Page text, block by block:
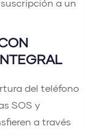
a un
del teléfono
SOS y
a través